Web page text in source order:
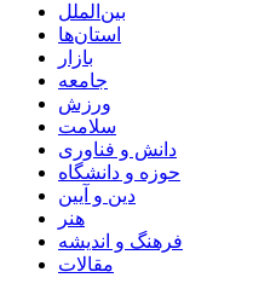
بین‌الملل
استان‌ها
بازار
جامعه
ورزش
سلامت
دانش و فناوری
حوزه و دانشگاه
دین و آیین
هنر
فرهنگ و اندیشه
مقالات